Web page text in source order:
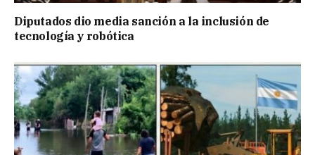
Diputados dio media sanción a la inclusión de
tecnología y robótica